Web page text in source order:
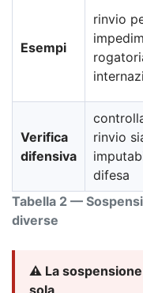
Tabella 2 —
diverse
Esempi
rinvio
Verifica
difensiva
rinvio
difesa
⚠️ La
sola